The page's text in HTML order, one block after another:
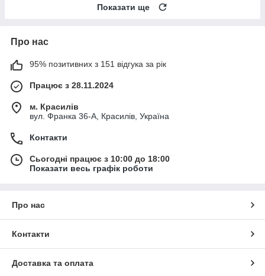
Показати ще
Про нас
95% позитивних з 151 відгука за рік
Працює з 28.11.2024
м. Красилів
вул. Франка 36-А, Красилів, Україна
Контакти
Сьогодні працює з 10:00 до 18:00
Показати весь графік роботи
Про нас
Контакти
Доставка та оплата